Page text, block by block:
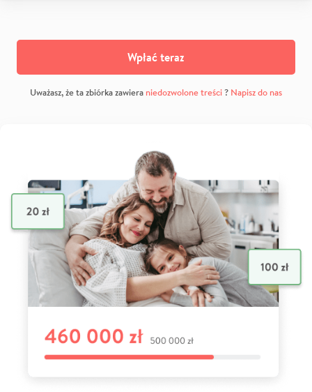
Wpłać teraz
Uważasz, że ta zbiórka zawiera niedozwolone treści? Napisz do nas